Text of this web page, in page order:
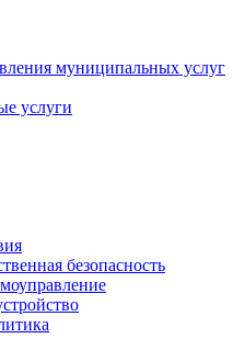
муниципальных услуг
услуги
безопасность